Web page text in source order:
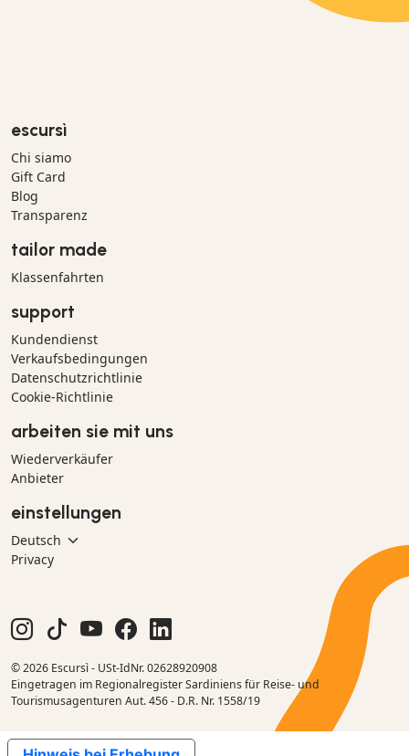
escursì
Chi siamo
Gift Card
Blog
Transparenz
tailor made
Klassenfahrten
support
Kundendienst
Verkaufsbedingungen
Datenschutzrichtlinie
Cookie-Richtlinie
arbeiten sie mit uns
Wiederverkäufer
Anbieter
einstellungen
Privacy
© 2026 Escursì - USt-IdNr. 02628920908
Eingetragen im Regionalregister Sardiniens für Reise- und
Tourismusagenturen Aut. 456 - D.R. Nr. 1558/19